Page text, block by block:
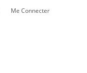
Me Connecter